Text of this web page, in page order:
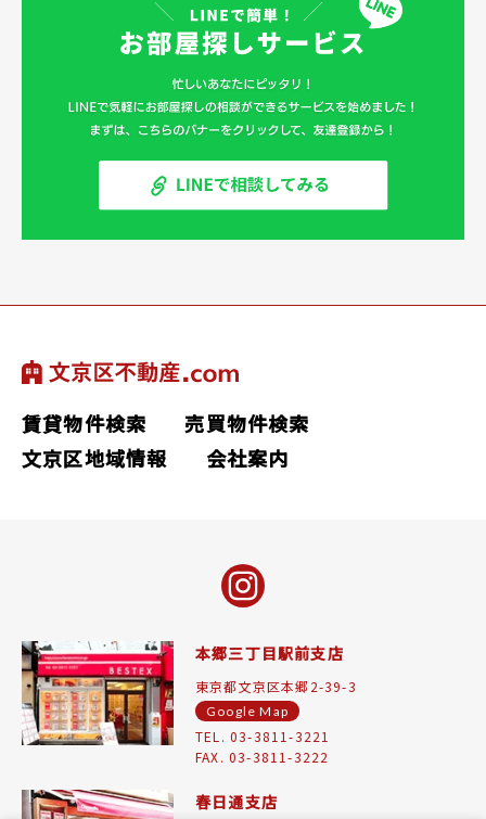
賃貸物件検索
売買物件検索
文京区地域情報
会社案内
本郷三丁目駅前支店
東京都文京区本郷2-39-3
Google Map
TEL. 03-3811-3221
FAX. 03-3811-3222
春日通支店